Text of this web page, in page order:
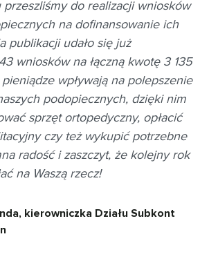
przeszliśmy do realizacji wniosków
na dofinansowanie ich
publikacji udało się już
wniosków na łączną kwotę 3 135
wpływają na polepszenie
podopiecznych, dzięki nim
sprzęt ortopedyczny, opłacić
czy też wykupić potrzebne
radość i zaszczyt, że kolejny rok
na Waszą rzecz!
kierowniczka Działu Subkont